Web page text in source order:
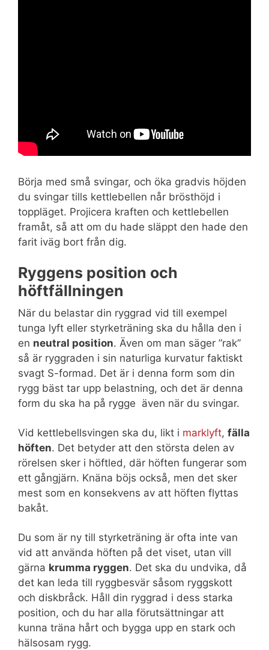
Börja med små svingar, och öka gradvis höjden
du svingar tills kettlebellen når brösthöjd i
toppläget. Projicera kraften och kettlebellen
framåt, så att om du hade släppt den hade den
farit iväg bort från dig.
Ryggens position och
höftfällningen
När du belastar din ryggrad vid till exempel
tunga lyft eller styrketräning ska du hålla den i
en neutral position. Även om man säger ”rak”
så är ryggraden i sin naturliga kurvatur faktiskt
svagt S-formad. Det är i denna form som din
rygg bäst tar upp belastning, och det är denna
form du ska ha på rygge även när du svingar.
Vid kettlebellsvingen ska du, likt i marklyft, fälla
höften. Det betyder att den största delen av
rörelsen sker i höftled, där höften fungerar som
ett gångjärn. Knäna böjs också, men det sker
mest som en konsekvens av att höften flyttas
bakåt.
Du som är ny till styrketräning är ofta inte van
vid att använda höften på det viset, utan vill
gärna krumma ryggen. Det ska du undvika, då
det kan leda till ryggbesvär såsom ryggskott
och diskbråck. Håll din ryggrad i dess starka
position, och du har alla förutsättningar att
kunna träna hårt och bygga upp en stark och
hälsosam rygg.